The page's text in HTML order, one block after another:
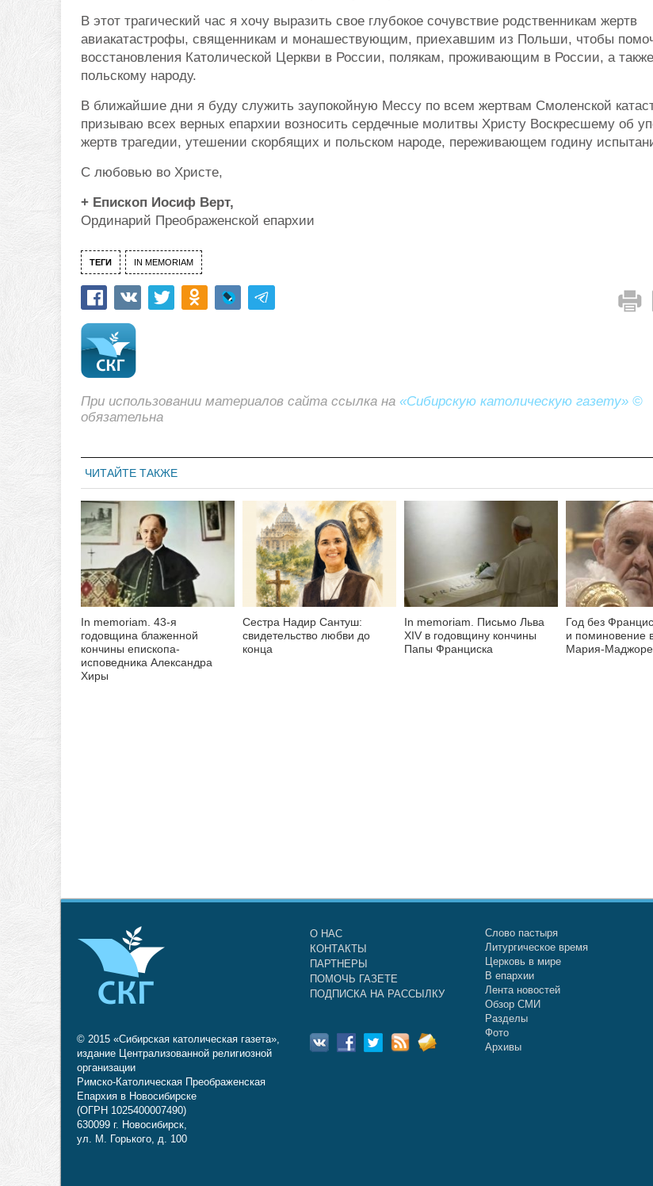
В этот трагический час я хочу выразить свое глубокое сочувствие родственникам жертв
авиакатастрофы, священникам и монашествующим, приехавшим из Польши, чтобы
восстановления Католической Церкви в России, полякам, проживающим в России, а
польскому народу.
В ближайшие дни я буду служить заупокойную Мессу по всем жертвам Смоленской
призываю всех верных епархии возносить сердечные молитвы Христу Воскресшему об
жертв трагедии, утешении скорбящих и польском народе, переживающем годину
С любовью во Христе,
+ Епископ Иосиф Верт,
Ординарий Преображенской епархии
ТЕГИ IN MEMORIAM
При использовании материалов сайта ссылка на «Сибирскую католическую газету» ©
обязательна
ЧИТАЙТЕ ТАКЖЕ
In memoriam. 43-я
годовщина блаженной
кончины епископа-
исповедника Александра
Хиры
Сестра Надир Сантуш:
свидетельство любви до
конца
In memoriam. Письмо Льва
XIV в годовщину кончины
Папы Франциска
Год без
и поминовение
Мария-Маджоре
© 2015 «Сибирская католическая газета»,
издание Централизованной религиозной
организации
Римско-Католическая Преображенская
Епархия в Новосибирске
(ОГРН 1025400007490)
630099 г. Новосибирск,
ул. М. Горького, д. 100
О НАС
КОНТАКТЫ
ПАРТНЕРЫ
ПОМОЧЬ ГАЗЕТЕ
ПОДПИСКА НА РАССЫЛКУ
Слово пастыря
Литургическое время
Церковь в мире
В епархии
Лента новостей
Обзор СМИ
Разделы
Фото
Архивы